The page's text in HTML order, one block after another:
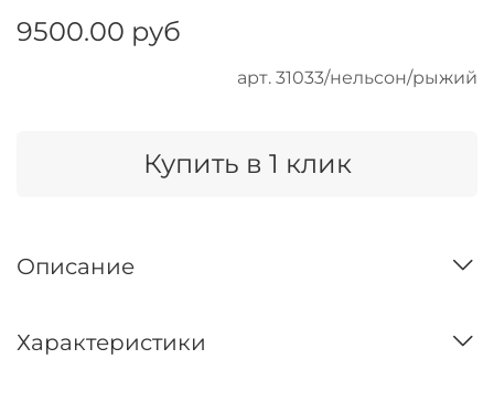
арт. 31033/нельсон/рыжий
9500.00 руб
Купить в 1 клик
Описание
Характеристики